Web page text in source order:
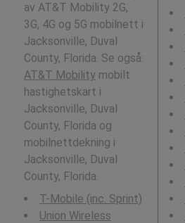
av AT&T Mobility 2G,
3G, 4G og 5G mobilnett i
Jacksonville, Duval
County, Florida. Se også:
AT&T Mobilitymobilt
hastighetskart i
Jacksonville, Duval
County, Florida og
mobilnettdekning i
Jacksonville, Duval
County, Florida.
T-Mobile (inc. Sprint)
Union Wireless